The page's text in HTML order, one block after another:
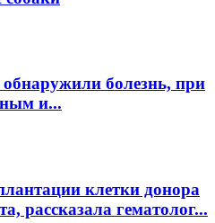
болезнь, при
и...
клетки донора
рассказала гематолог...